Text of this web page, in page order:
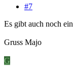
#7
Es gibt auch noch
Gruss Majo
G